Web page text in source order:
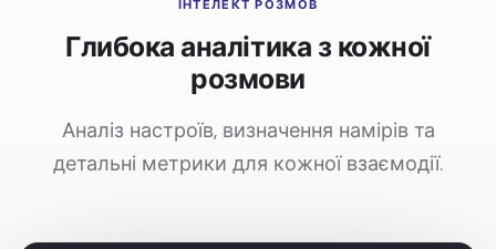
ІНТЕЛЕКТ РОЗМОВ
Глибока аналітика з кожної
розмови
Аналіз настроїв, визначення намірів та
детальні метрики для кожної взаємодії.